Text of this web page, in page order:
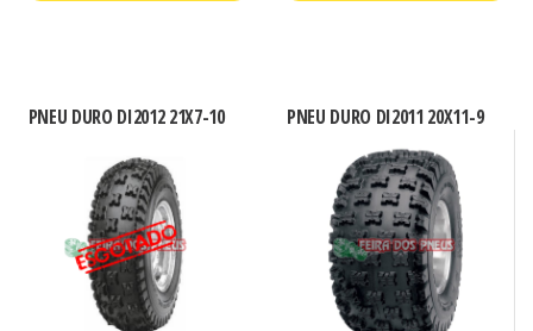
PNEU DURO DI2012 21X7-10 PNEU DURO DI2011 20X11-9